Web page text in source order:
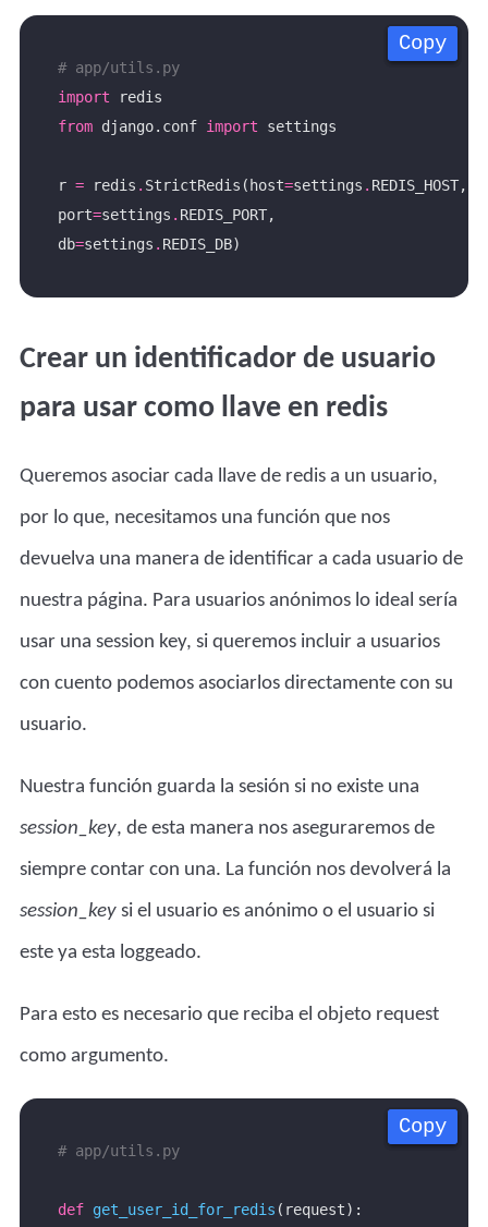
Copy
Copy
Copy
Copy
# app/utils.py
import
from django.conf import
r = redis . StrictRedis(host=settings .
port=settings .
db=settings .
Crear un identificador de usuario
para usar como llave en redis
Queremos asociar cada llave de redis a un usuario,
por lo que, necesitamos una función que nos
devuelva una manera de identificar a cada usuario de
nuestra página. Para usuarios anónimos lo ideal sería
usar una session key, si queremos incluir a usuarios
con cuento podemos asociarlos directamente con su
usuario.
Nuestra función guarda la sesión si no existe una
session_key, de esta manera nos aseguraremos de
siempre contar con una. La función nos devolverá la
session_keysi el usuario es anónimo o el usuario si
este ya esta loggeado.
Para esto es necesario que reciba el objeto request
como argumento.
Copy
Copy
Copy
Copy
# app/utils.py
def get_user_id_for_redis